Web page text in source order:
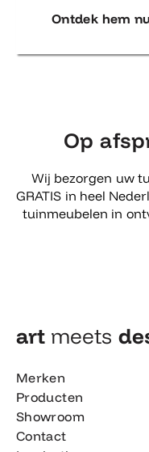
Ontdek hem
Op
Wij bezorgen uw
GRATIS in heel
tuinmeubelen in
art meets
Merken
Producten
Showroom
Contact